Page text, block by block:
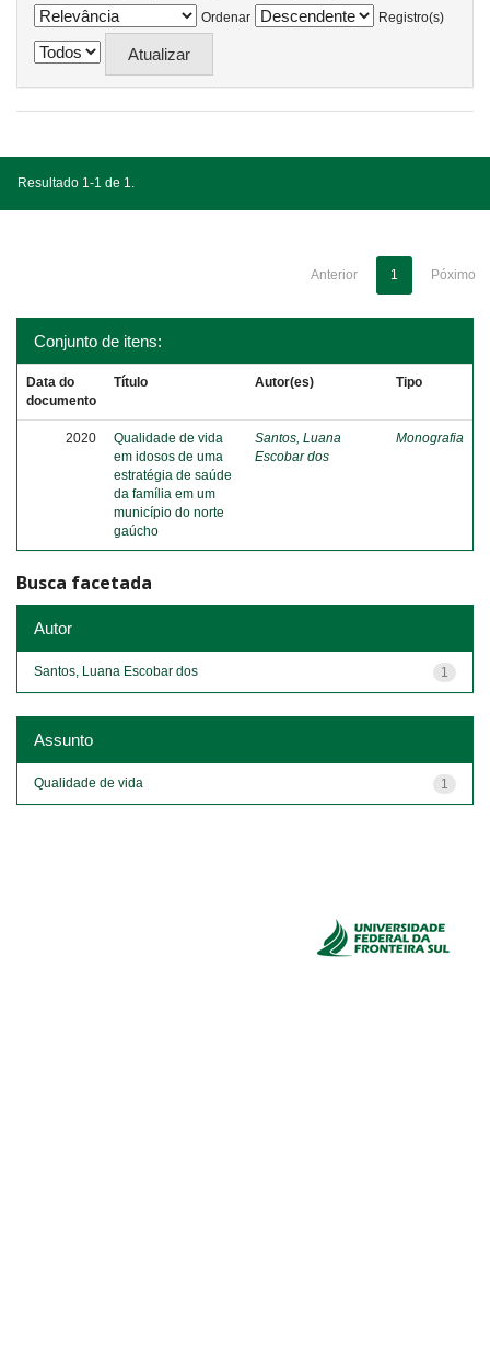
Ordenar
Registro(s)
Resultado 1-1 de 1.
Anterior 1 Póximo
Conjunto de itens:
Data do
documento
Título Autor(es) Tipo
2020
Qualidade de vida
em idosos de uma
estratégia de saúde
da família em um
município do norte
gaúcho
Santos, Luana
Escobar dos
Monografia
Busca facetada
Autor
1
Santos, Luana Escobar dos
Assunto
1
Qualidade de vida